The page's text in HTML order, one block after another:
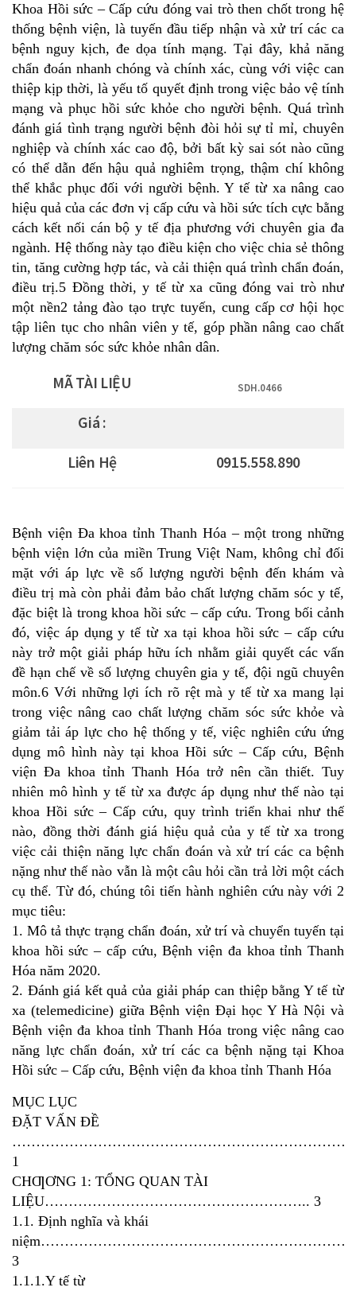
Khoa Hồi sức – Cấp cứu đóng vai trò then chốt trong hệ
thống bệnh viện, là tuyến đầu tiếp nhận và xử trí các ca
bệnh nguy kịch, đe dọa tính mạng. Tại đây, khả năng
chẩn đoán nhanh chóng và chính xác, cùng với việc can
thiệp kịp thời, là yếu tố quyết định trong việc bảo vệ tính
mạng và phục hồi sức khỏe cho người bệnh. Quá trình
đánh giá tình trạng người bệnh đòi hỏi sự tỉ mỉ, chuyên
nghiệp và chính xác cao độ, bởi bất kỳ sai sót nào cũng
có thể dẫn đến hậu quả nghiêm trọng, thậm chí không
thể khắc phục đối với người bệnh. Y tế từ xa nâng cao
hiệu quả của các đơn vị cấp cứu và hồi sức tích cực bằng
cách kết nối cán bộ y tế địa phương với chuyên gia đa
ngành. Hệ thống này tạo điều kiện cho việc chia sẻ thông
tin, tăng cường hợp tác, và cải thiện quá trình chẩn đoán,
điều trị.5 Đồng thời, y tế từ xa cũng đóng vai trò như
một nền2 tảng đào tạo trực tuyến, cung cấp cơ hội học
tập liên tục cho nhân viên y tế, góp phần nâng cao chất
lượng chăm sóc sức khỏe nhân dân.
MÃ TÀI LIỆU SDH.0466
Giá :
Liên Hệ 0915.558.890
Bệnh viện Đa khoa tỉnh Thanh Hóa – một trong những
bệnh viện lớn của miền Trung Việt Nam, không chỉ đối
mặt với áp lực về số lượng người bệnh đến khám và
điều trị mà còn phải đảm bảo chất lượng chăm sóc y tế,
đặc biệt là trong khoa hồi sức – cấp cứu. Trong bối cảnh
đó, việc áp dụng y tế từ xa tại khoa hồi sức – cấp cứu
này trở một giải pháp hữu ích nhằm giải quyết các vấn
đề hạn chế về số lượng chuyên gia y tế, đội ngũ chuyên
môn.6 Với những lợi ích rõ rệt mà y tế từ xa mang lại
trong việc nâng cao chất lượng chăm sóc sức khỏe và
giảm tải áp lực cho hệ thống y tế, việc nghiên cứu ứng
dụng mô hình này tại khoa Hồi sức – Cấp cứu, Bệnh
viện Đa khoa tỉnh Thanh Hóa trở nên cần thiết. Tuy
nhiên mô hình y tế từ xa được áp dụng như thế nào tại
khoa Hồi sức – Cấp cứu, quy trình triển khai như thế
nào, đồng thời đánh giá hiệu quả của y tế từ xa trong
việc cải thiện năng lực chẩn đoán và xử trí các ca bệnh
nặng như thế nào vẫn là một câu hỏi cần trả lời một cách
cụ thể. Từ đó, chúng tôi tiến hành nghiên cứu này với 2
mục tiêu:
1. Mô tả thực trạng chẩn đoán, xử trí và chuyển tuyến tại
khoa hồi sức – cấp cứu, Bệnh viện đa khoa tỉnh Thanh
Hóa năm 2020.
2. Đánh giá kết quả của giải pháp can thiệp bằng Y tế từ
xa (telemedicine) giữa Bệnh viện Đại học Y Hà Nội và
Bệnh viện đa khoa tỉnh Thanh Hóa trong việc nâng cao
năng lực chẩn đoán, xử trí các ca bệnh nặng tại Khoa
Hồi sức – Cấp cứu, Bệnh viện đa khoa tỉnh Thanh Hóa
MỤC LỤC
ĐẶT VẤN ĐỀ
1
CHƢƠNG 1: TỔNG QUAN TÀI
LIỆU……………………………………………….. 3
1.1. Định nghĩa và khái
3
1.1.1.Y tế từ